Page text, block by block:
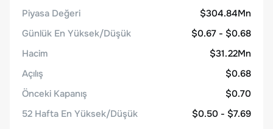
Piyasa Değeri
$304.84Mn
Günlük En Yüksek/Düşük
$0.67 - $0.68
Hacim
$31.22Mn
Açılış
$0.68
Önceki Kapanış
$0.70
52 Hafta En Yüksek/Düşük
$0.50 - $7.69